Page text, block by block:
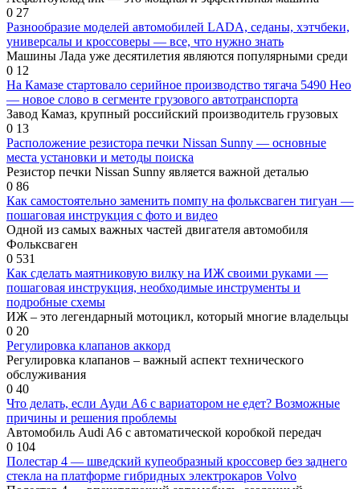
0 27
Разнообразие моделей автомобилей LADA, седаны, хэтчбеки,
универсалы и кроссоверы — все, что нужно знать
Машины Лада уже десятилетия являются популярными среди
0 12
На Камазе стартовало серийное производство тягача 5490 Нео
— новое слово в сегменте грузового автотранспорта
Завод Камаз, крупный российский производитель грузовых
0 13
Расположение резистора печки Nissan Sunny — основные
места установки и методы поиска
Резистор печки Nissan Sunny является важной деталью
0 86
Как самостоятельно заменить помпу на фольксваген тигуан —
пошаговая инструкция с фото и видео
Одной из самых важных частей двигателя автомобиля
Фольксваген
0 531
Как сделать маятниковую вилку на ИЖ своими руками —
пошаговая инструкция, необходимые инструменты и
подробные схемы
ИЖ – это легендарный мотоцикл, который многие владельцы
0 20
Регулировка клапанов аккорд
Регулировка клапанов – важный аспект технического
обслуживания
0 40
Что делать, если Ауди А6 с вариатором не едет? Возможные
причины и решения проблемы
Автомобиль Audi A6 с автоматической коробкой передач
0 104
Полестар 4 — шведский купеобразный кроссовер без заднего
стекла на платформе гибридных электрокаров Volvo